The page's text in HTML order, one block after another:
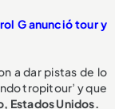
G anunció tour y
a dar pistas de lo
tropitour’ y que
Estados Unidos.